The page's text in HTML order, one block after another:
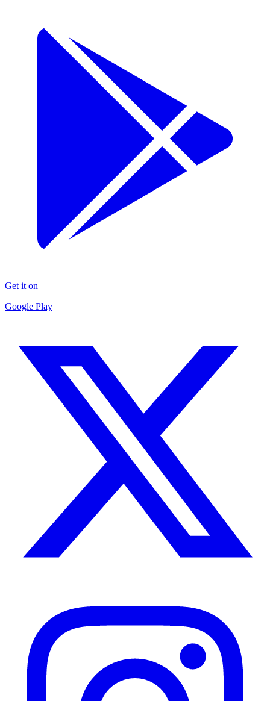
Get it on
Google Play